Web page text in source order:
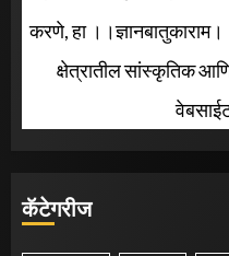
करणे, हा
क्षेत्रातील सांस्कृतिक आणि
कॅटेगरीज